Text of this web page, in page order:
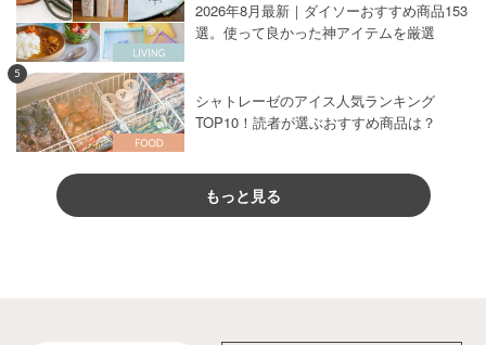
2026年8月最新｜ダイソーおすすめ商品153
選。使って良かった神アイテムを厳選
5
シャトレーゼのアイス人気ランキング
TOP10！読者が選ぶおすすめ商品は？
もっと見る